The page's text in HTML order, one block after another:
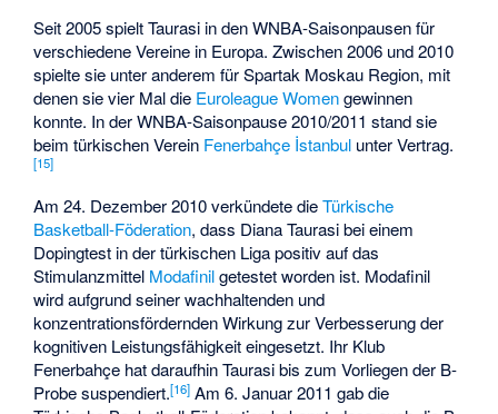
Seit 2005 spielt Taurasi in den WNBA-Saisonpausen für
verschiedene Vereine in Europa. Zwischen 2006 und 2010
spielte sie unter anderem für Spartak Moskau Region, mit
denen sie vier Mal die Euroleague Womengewinnen
konnte. In der WNBA-Saisonpause 2010/2011 stand sie
beim türkischen Verein Fenerbahçe İstanbul unter Vertrag.
[15]
Am 24. Dezember 2010 verkündete dieTürkische
Basketball-Föderation, dass Diana Taurasi bei einem
Dopingtest in der türkischen Liga positiv auf das
Stimulanzmittel Modafinilgetestet worden ist. Modafinil
wird aufgrund seiner wachhaltenden und
konzentrationsfördernden Wirkung zur Verbesserung der
kognitiven Leistungsfähigkeit eingesetzt. Ihr Klub
Fenerbahçe hat daraufhin Taurasi bis zum Vorliegen der B-
Probe suspendiert.[16] Am 6. Januar 2011 gab die